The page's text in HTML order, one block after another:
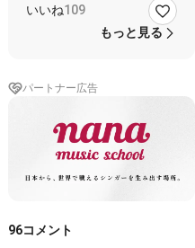
私の声が大きすぎなんだろ
うなぁって思いながら
い……(o_ _)o パタッ
🥀 ̖́-レンちゃん
してやれ
いいね109
もっと見る
パートナー広告
96コメント